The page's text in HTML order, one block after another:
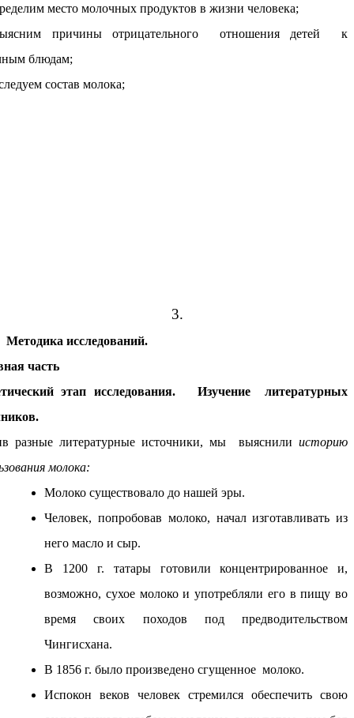
место молочных продуктов в жизни человека;
причины отрицательного отношения детей к
блюдам;
состав молока;
3.
Методика исследований.
часть
этап исследования. Изучение литературных
разные литературные источники, мы выяснилиисторию
молока:
Молоко существовало до нашей эры.
Человек, попробовав молоко, начал изготавливать из
него масло и сыр.
В 1200 г. татары готовили концентрированное и,
возможно, сухое молоко и употребляли его в пищу во
время своих походов под предводительством
Чингисхана.
В 1856 г. было произведено сгущенное молоко.
Испокон веков человек стремился обеспечить свою